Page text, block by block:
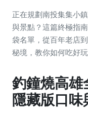
正在規劃南投集集小
與景點？這篇終極指
袋名單，從百年老店
秘境，教你如何吃好
釣鐘燒高雄
隱藏版口